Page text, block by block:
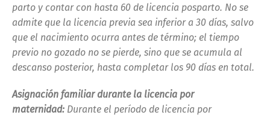
parto y contar con hasta 60 de licencia posparto. No se
admite que la licencia previa sea inferior a 30 días, salvo
que el nacimiento ocurra antes de término; el tiempo
previo no gozado no se pierde, sino que se acumula al
descanso posterior, hasta completar los 90 días en total.
Asignación familiar durante la licencia por
maternidad: Durante el período de licencia por